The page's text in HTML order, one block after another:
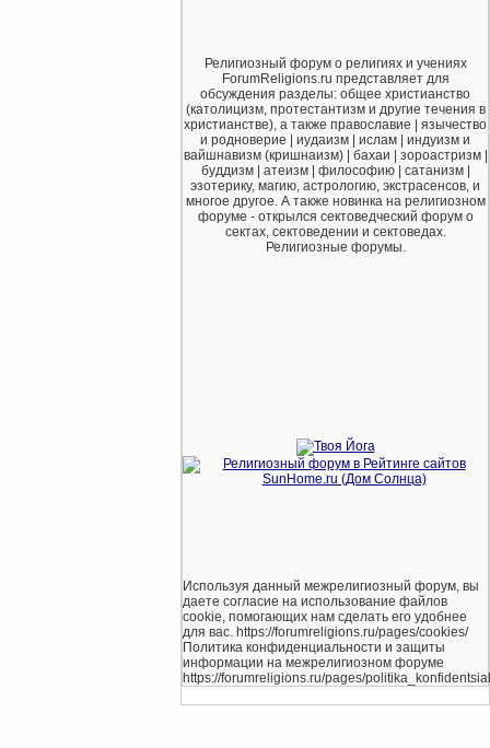
Религиозный форум о религиях и учениях
ForumReligions.ru представляет для
обсуждения разделы: общее христианство
(католицизм, протестантизм и другие течения в
христианстве), а также православие | язычество
и родноверие | иудаизм | ислам | индуизм и
вайшнавизм (кришнаизм) | бахаи | зороастризм |
буддизм | атеизм | философию | сатанизм |
эзотерику, магию, астрологию, экстрасенсов, и
многое другое. А также новинка на религиозном
форуме - открылся сектоведческий форум о
сектах, сектоведении и сектоведах.
Религиозные форумы.
Используя данный межрелигиозный форум, вы
даете согласие на использование файлов
cookie, помогающих нам сделать его удобнее
для вас. https://forumreligions.ru/pages/cookies/
Политика конфиденциальности и защиты
информации на межрелигиозном форуме
https://forumreligions.ru/pages/